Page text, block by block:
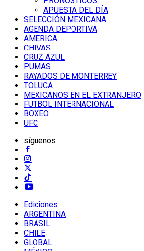
APUESTA DEL DÍA
SELECCIÓN MEXICANA
AGENDA DEPORTIVA
AMERICA
CHIVAS
CRUZ AZUL
PUMAS
RAYADOS DE MONTERREY
TOLUCA
MEXICANOS EN EL EXTRANJERO
FUTBOL INTERNACIONAL
BOXEO
UFC
síguenos
Ediciones
ARGENTINA
BRASIL
CHILE
GLOBAL